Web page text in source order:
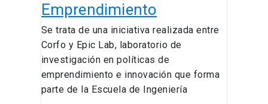
Emprendimiento
Se trata de una iniciativa realizada entre
Corfo y Epic Lab, laboratorio de
investigación en políticas de
emprendimiento e innovación que forma
parte de la Escuela de Ingeniería
la
Data
Emprendimiento